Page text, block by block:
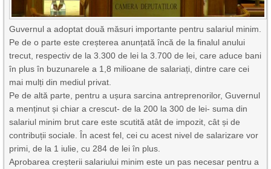
Guvernul a adoptat două măsuri importante pentru salariul minim.
Pe de o parte este creșterea anunțată încă de la finalul anului
trecut, respectiv de la 3.300 de lei la 3.700 de lei, care aduce bani
în plus în buzunarele a 1,8 milioane de salariați, dintre care cei
mai mulți din mediul privat.
Pe de altă parte, pentru a ușura sarcina antreprenorilor, Guvernul
a menținut și chiar a crescut- de la 200 la 300 de lei- suma din
salariul minim brut care este scutită atât de impozit, cât și de
contribuții sociale. În acest fel, cei cu acest nivel de salarizare vor
primi, de la 1 iulie, cu 284 de lei în plus.
Aprobarea creșterii salariului minim este un pas necesar pentru a